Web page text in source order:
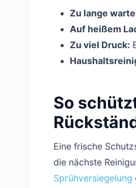
Zu lange
Auf heißem
Zu viel Druck:
So
Eine frische
die nächste
Sprühversiegelung